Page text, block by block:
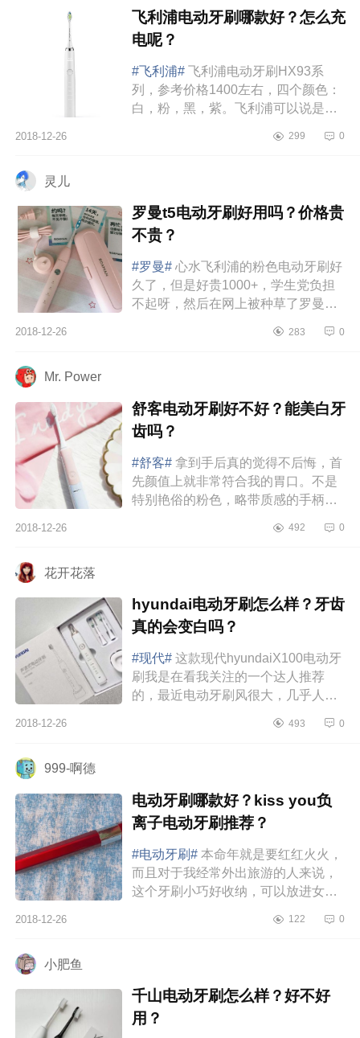
飞利浦电动牙刷哪款好？怎么充
电呢？
#飞利浦# 飞利浦电动牙刷HX93系
列，参考价格1400左右，四个颜色：
白，粉，黑，紫。飞利浦可以说是大
它家的剃须刀，受欢迎程度简直不要
2018-12-26 299 0
灵儿
罗曼t5电动牙刷好用吗？价格贵
不贵？
#罗曼# 心水飞利浦的粉色电动牙刷好
久了，但是好贵1000+，学生党负担
不起呀，然后在网上被种草了罗曼的
八个刷头+两年保修（只换不修）...
2018-12-26 283 0
Mr. Power
舒客电动牙刷好不好？能美白牙
齿吗？
#舒客# 拿到手后真的觉得不后悔，首
先颜值上就非常符合我的胃口。不是
特别艳俗的粉色，略带质感的手柄，
过关了，小仙女们可以试试。而...
2018-12-26 492 0
花开花落
hyundai电动牙刷怎么样？牙齿
真的会变白吗？
#现代# 这款现代hyundaiX100电动牙
刷我是在看我关注的一个达人推荐
的，最近电动牙刷风很大，几乎人手
各种攻略种草，最后就看中了这款
2018-12-26 493 0
999-啊德
电动牙刷哪款好？kiss you负
离子电动牙刷推荐？
#电动牙刷# 本命年就是要红红火火，
而且对于我经常外出旅游的人来说，
这个牙刷小巧好收纳，可以放进女生
是它是装电池的，就省去了缠缠绕
2018-12-26 122 0
小肥鱼
千山电动牙刷怎么样？好不好
用？